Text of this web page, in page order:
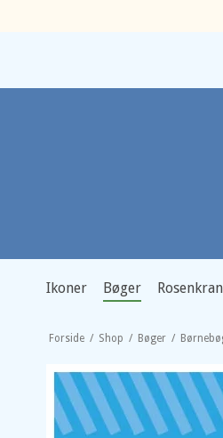
Ikoner Bøger
Forside / Shop / Bøger /